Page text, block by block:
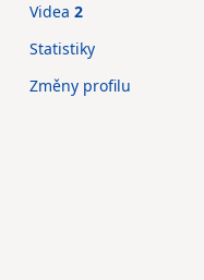
Videa 2
Statistiky
Změny profilu